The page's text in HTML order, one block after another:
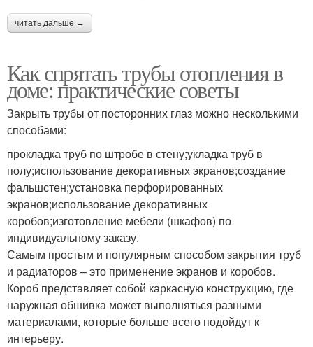
читать дальше →
Как спрятать трубы отопления в
доме: практические советы
Закрыть трубы от посторонних глаз можно несколькими
способами:
прокладка труб по штробе в стену;укладка труб в
полу;использование декоративных экранов;создание
фальшстен;установка перфорированных
экранов;использование декоративных
коробов;изготовление мебели (шкафов) по
индивидуальному заказу.
Самым простым и популярным способом закрытия труб
и радиаторов – это применение экранов и коробов.
Короб представляет собой каркасную конструкцию, где
наружная обшивка может выполняться разными
материалами, которые больше всего подойдут к
интерьеру.